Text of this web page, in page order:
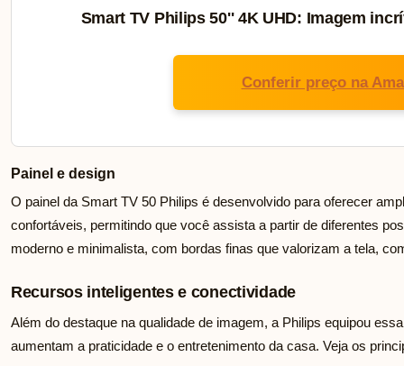
Smart TV Philips 50'' 4K UHD: Imagem
Conferir preço na
Painel e design
O painel da Smart TV 50 Philips é desenvolvido para oferecer
confortáveis, permitindo que você assista a partir de diferentes
moderno e minimalista, com bordas finas que valorizam a tela,
Recursos inteligentes e conectividade
Além do destaque na qualidade de imagem, a Philips equipou
aumentam a praticidade e o entretenimento da casa. Veja os